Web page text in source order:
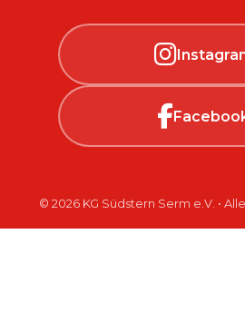
© 2026 KG Südstern Serm e.V. •